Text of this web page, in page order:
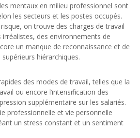
mentaux en milieu professionnel sont
les secteurs et les postes occupés.
on trouve des charges de travail
irréalistes, des environnements de
un manque de reconnaissance et de
hiérarchiques.
des modes de travail, telles que la
ou encore l’intensification des
supplémentaire sur les salariés.
professionnelle et vie personnelle
un stress constant et un sentiment